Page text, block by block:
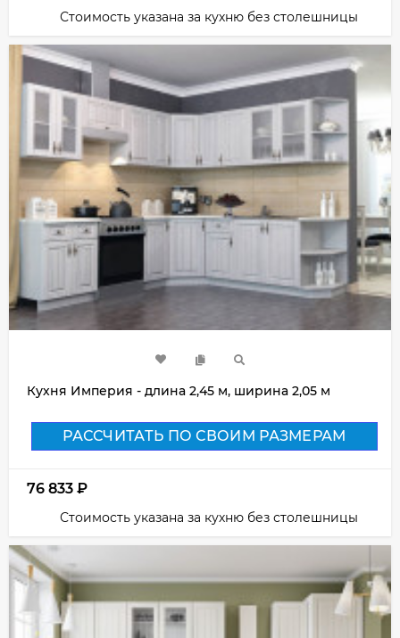
Стоимость указана за кухню без столешницы
Кухня Империя - длина 2,45 м, ширина 2,05 м
РАССЧИТАТЬ ПО СВОИМ РАЗМЕРАМ
76 833 ₽
Стоимость указана за кухню без столешницы